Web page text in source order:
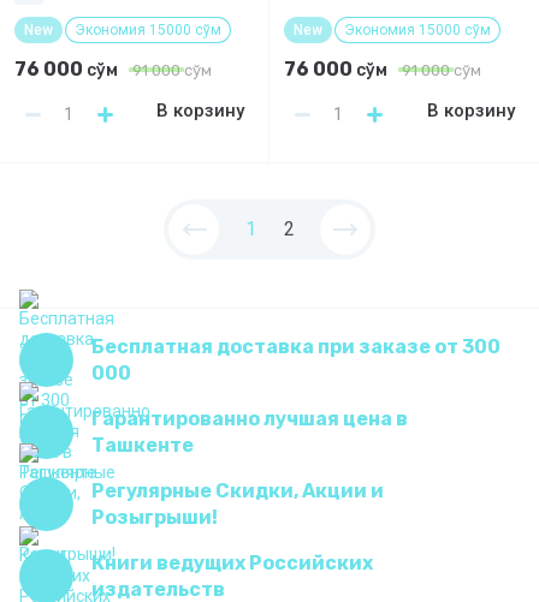
New Экономия 15000 сўм
76 000 сўм 91 000сўм
В корзину
New Экономия 15000 сўм
76 000 сўм 91 000сўм
В корзину
1 2
Бесплатная доставка при заказе от 300
000
Гарантированно лучшая цена в
Ташкенте
Регулярные Скидки, Акции и
Розыгрыши!
Книги ведущих Российских
издательств